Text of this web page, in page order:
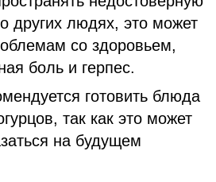
других людях, это может
со здоровьем,
боль и герпес.
готовить блюда
так как это может
на будущем